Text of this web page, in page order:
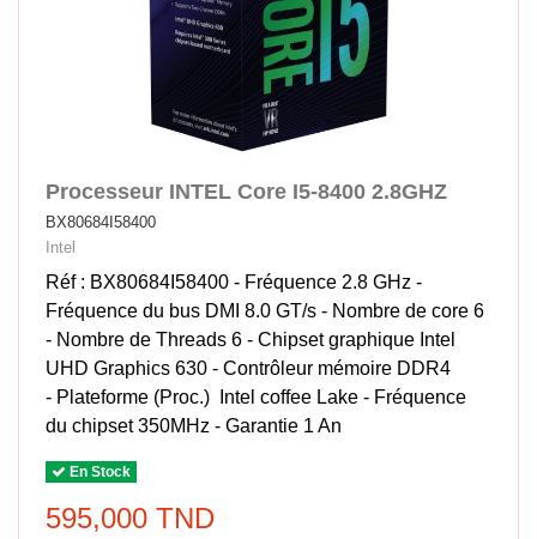
Processeur INTEL Core I5-8400 2.8GHZ
BX80684I58400
Intel
Réf : BX80684I58400 - Fréquence 2.8 GHz -
Fréquence du bus DMI 8.0 GT/s - Nombre de core 6
- Nombre de Threads 6 - Chipset graphique Intel
UHD Graphics 630 - Contrôleur mémoire DDR4
- Plateforme (Proc.) Intel coffee Lake - Fréquence
du chipset 350MHz - Garantie 1 An
En Stock
595,000 TND